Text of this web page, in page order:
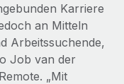
Karriere
an Mitteln
Arbeitssuchende,
Job van der
„Mit